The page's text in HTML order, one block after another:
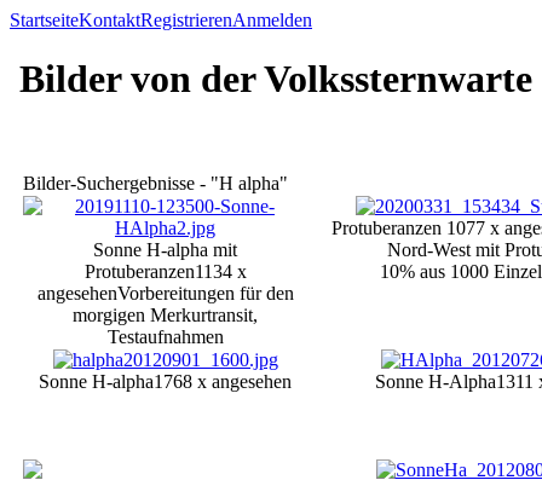
StartseiteKontaktRegistrierenAnmelden
Bilder von der Volkssternwarte
Bilder-Suchergebnisse - "H alpha"
Sonne H-alpha mit
Protuberanzen1134 x
angesehenVorbereitungen für den
morgigen Merkurtransit,
Testaufnahmen
Protuberanzen 1077 x
Nord-West mit
10% aus 1000
Sonne H-alpha1768 x angesehen Sonne H-Alpha1311